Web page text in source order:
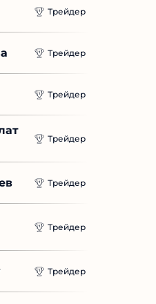
Трейдер
Трейдер
Трейдер
Трейдер
Трейдер
Трейдер
Трейдер